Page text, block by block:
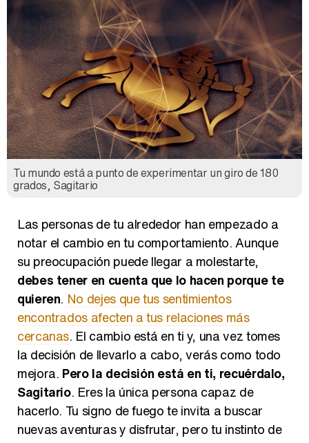
Magdalena de Suecia responde a las críticas y explica por qué le han permitido lanzar su propio negocio
Tu mundo está a punto de experimentar un giro de 180
grados, Sagitario
Las personas de tu alrededor han empezado a
notar el cambio en tu comportamiento. Aunque
su preocupación puede llegar a molestarte,
debes tener en cuenta que lo hacen porque te
quieren. No dejes que tus sentimientos
encontrados afecten a tus relaciones más
cercanas. El cambio está en ti y, una vez tomes
la decisión de llevarlo a cabo, verás como todo
mejora. Pero la decisión está en ti, recuérdalo,
Sagitario. Eres la única persona capaz de
hacerlo. Tu signo de fuego te invita a buscar
nuevas aventuras y disfrutar, pero tu instinto de